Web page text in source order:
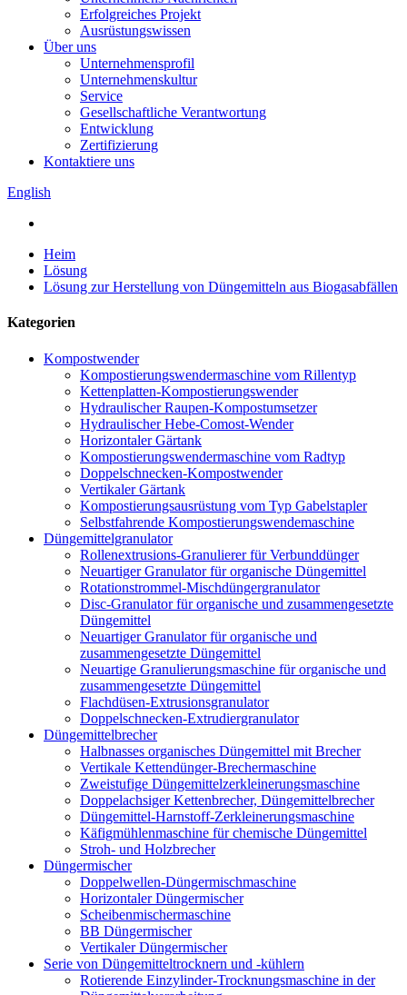
Erfolgreiches Projekt
Ausrüstungswissen
Über uns
Unternehmensprofil
Unternehmenskultur
Service
Gesellschaftliche Verantwortung
Entwicklung
Zertifizierung
Kontaktiere uns
English
Heim
Lösung
Lösung zur Herstellung von Düngemitteln aus Biogasabfällen
Kategorien
Kompostwender
Kompostierungswendermaschine vom Rillentyp
Kettenplatten-Kompostierungswender
Hydraulischer Raupen-Kompostumsetzer
Hydraulischer Hebe-Comost-Wender
Horizontaler Gärtank
Kompostierungswendermaschine vom Radtyp
Doppelschnecken-Kompostwender
Vertikaler Gärtank
Kompostierungsausrüstung vom Typ Gabelstapler
Selbstfahrende Kompostierungswendemaschine
Düngemittelgranulator
Rollenextrusions-Granulierer für Verbunddünger
Neuartiger Granulator für organische Düngemittel
Rotationstrommel-Mischdüngergranulator
Disc-Granulator für organische und zusammengesetzte
Düngemittel
Neuartiger Granulator für organische und
zusammengesetzte Düngemittel
Neuartige Granulierungsmaschine für organische und
zusammengesetzte Düngemittel
Flachdüsen-Extrusionsgranulator
Doppelschnecken-Extrudiergranulator
Düngemittelbrecher
Halbnasses organisches Düngemittel mit Brecher
Vertikale Kettendünger-Brechermaschine
Zweistufige Düngemittelzerkleinerungsmaschine
Doppelachsiger Kettenbrecher, Düngemittelbrecher
Düngemittel-Harnstoff-Zerkleinerungsmaschine
Käfigmühlenmaschine für chemische Düngemittel
Stroh- und Holzbrecher
Düngermischer
Doppelwellen-Düngermischmaschine
Horizontaler Düngermischer
Scheibenmischermaschine
BB Düngermischer
Vertikaler Düngermischer
Serie von Düngemitteltrocknern und -kühlern
Rotierende Einzylinder-Trocknungsmaschine in der